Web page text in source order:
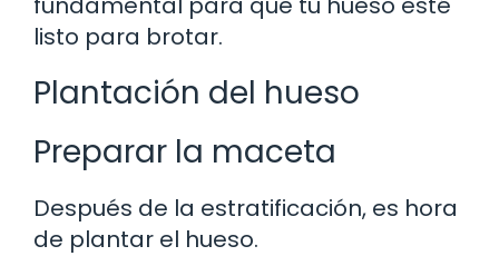
listo para brotar.
Plantación del hueso
Preparar la maceta
Después de la estratificación, es hora
de plantar el hueso.